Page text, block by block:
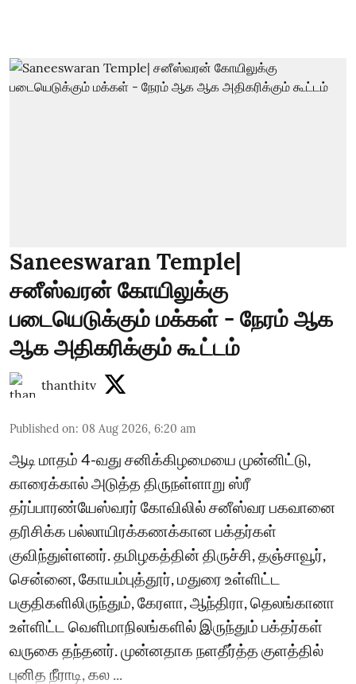
Saneeswaran Temple|
சனீஸ்வரன் கோயிலுக்கு
படையெடுக்கும் மக்கள் - நேரம் ஆக
ஆக அதிகரிக்கும் கூட்டம்
thanthitv
Published on: 08 Aug 2026, 6:20 am
ஆடி மாதம் 4-வது சனிக்கிழமையை முன்னிட்டு,
காரைக்கால் அடுத்த திருநள்ளாறு ஸ்ரீ
தர்ப்பாரண்யேஸ்வரர் கோவிலில் சனீஸ்வர பகவானை
தரிசிக்க பல்லாயிரக்கணக்கான பக்தர்கள்
குவிந்துள்ளனர். தமிழகத்தின் திருச்சி, தஞ்சாவூர்,
சென்னை, கோயம்புத்தூர், மதுரை உள்ளிட்ட
பகுதிகளிலிருந்தும், கேரளா, ஆந்திரா, தெலங்கானா
உள்ளிட்ட வெளிமாநிலங்களில் இருந்தும் பக்தர்கள்
வருகை தந்தனர். முன்னதாக நளதீர்த்த குளத்தில்
புனித நீராடி, கல ...